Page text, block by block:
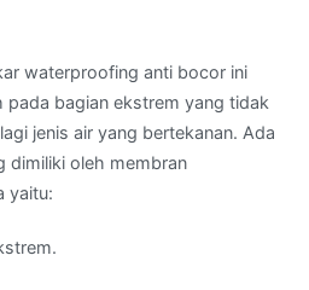
waterproofing anti bocor ini
pada bagian ekstrem yang tidak
jenis air yang bertekanan. Ada
dimiliki oleh membran
yaitu: